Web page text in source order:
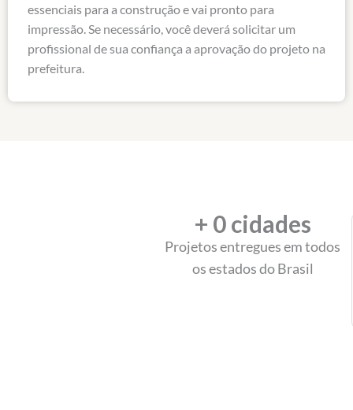
essenciais para a construção e vai pronto para
impressão. Se necessário, você deverá solicitar um
profissional de sua confiança a aprovação do projeto na
prefeitura.
Projetos entregues em todos
os estados do Brasil
+ 0 cidades